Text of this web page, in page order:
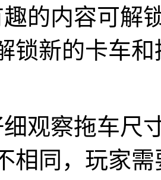
的内容可解
锁新的卡车
观察拖车尺
相同，玩家